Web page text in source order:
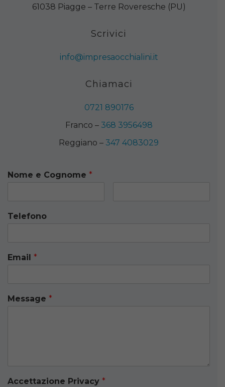
61038 Piagge – Terre Roveresche (PU)
Scrivici
info@impresaocchialini.it
Chiamaci
0721 890176
Franco – 368 3956498
Reggiano – 347 4083029
Nome e Cognome *
Telefono
Email *
Message *
Accettazione Privacy *